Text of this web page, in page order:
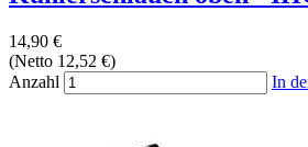
14,90 €
(Netto 12,52 €)
Anzahl
In